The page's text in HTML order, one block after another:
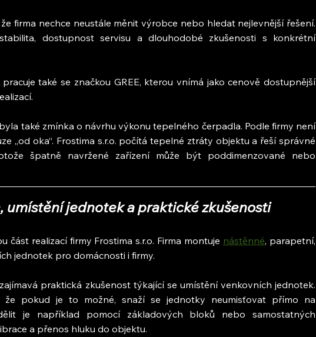
firma nechce neustále měnit výrobce nebo hledat nejlevnější řešení.
dostupnost servisu a dlouhodobé zkušenosti s konkrétní
také se značkou GREE, kterou vnímá jako cenově dostupnější
také zmínka o návrhu výkonu tepelného čerpadla. Podle firmy není
„od oka“. Frostima s.r.o. počítá tepelné ztráty objektu a řeší správné
špatně navržené zařízení může být poddimenzované nebo
umístění jednotek a praktické zkušenosti
část realizací firmy Frostima s.r.o. Firma montuje nástěnné, parapetní,
jednotek pro domácnosti i firmy.
praktická zkušenost týkající se umístění venkovních jednotek.
že pokud je to možné, snaží se jednotky neumisťovat přímo na
je například pomocí základových bloků nebo samostatných
a přenos hluku do objektu.